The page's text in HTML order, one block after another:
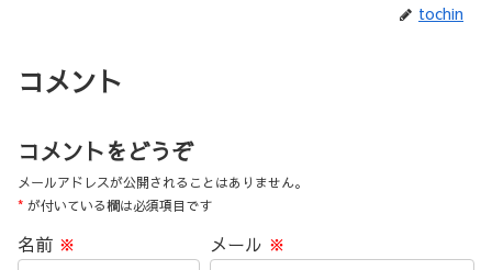
tochin
コメント
コメントをどうぞ
メールアドレスが公開されることはありません。
* が付いている欄は必須項目です
名前 ※ メール ※